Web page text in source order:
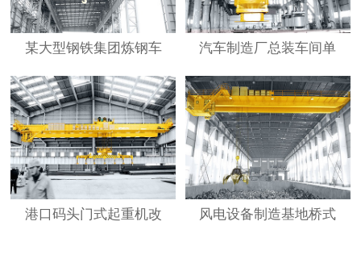
某大型钢铁集团炼钢车 汽车制造厂总装车间单
港口码头门式起重机改 风电设备制造基地桥式